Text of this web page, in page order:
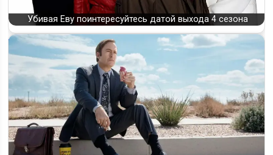
Убивая Еву поинтересуйтесь датой выхода 4 сезона